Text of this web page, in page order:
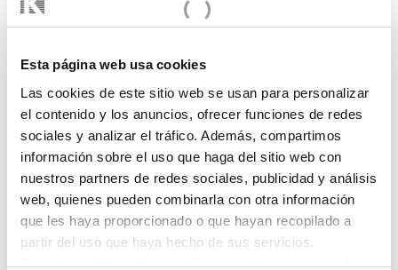
Esta página web usa cookies
Las cookies de este sitio web se usan para personalizar
el contenido y los anuncios, ofrecer funciones de redes
sociales y analizar el tráfico. Además, compartimos
información sobre el uso que haga del sitio web con
nuestros partners de redes sociales, publicidad y análisis
web, quienes pueden combinarla con otra información
que les haya proporcionado o que hayan recopilado a
partir del uso que haya hecho de sus servicios.
En este sentido podemos utilizar cookies propias y de
Catalogue SDK
Technical guide